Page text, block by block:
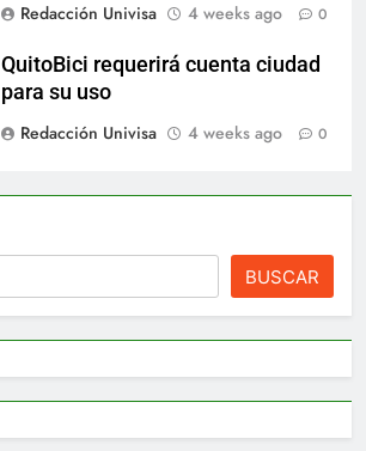
Redacción Univisa
4 weeks ago 0
QuitoBici requerirá cuenta ciudad
para su uso
Redacción Univisa
4 weeks ago 0
BUSCAR